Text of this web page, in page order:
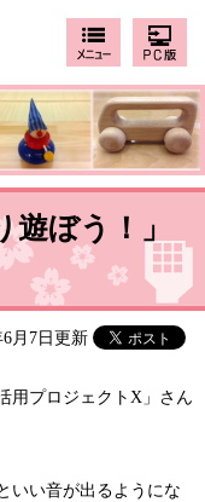
ぼう！」
月7日更新
用プロジェクトX」さん
いい音が出るようにな